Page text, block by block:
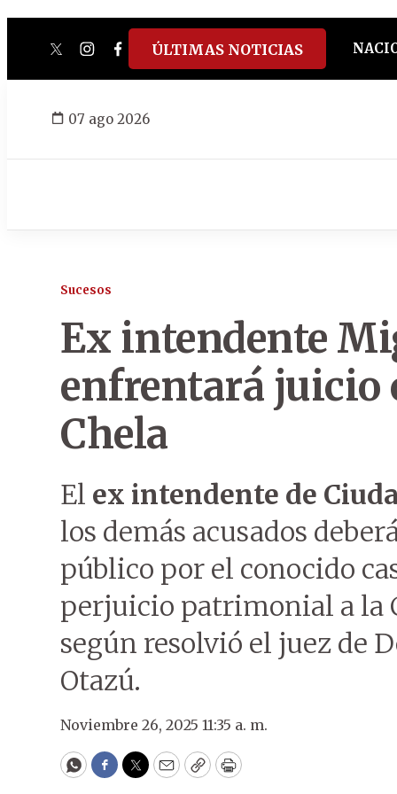
twitterinstagram
facebook
tiktokyoutube
spotify
ÚLTIMAS NOTICIAS
07 ago 2026
Sucesos
Ex intendente
enfrentará juicio
Chela
El ex intendente de
los demás acusados
público por el conocido
perjuicio patrimonial a la
según resolvió el juez de
Otazú.
Noviembre 26, 2025 11:35 a. m.
WhatsApp
Facebook
Twitter
EmailCopyPrint